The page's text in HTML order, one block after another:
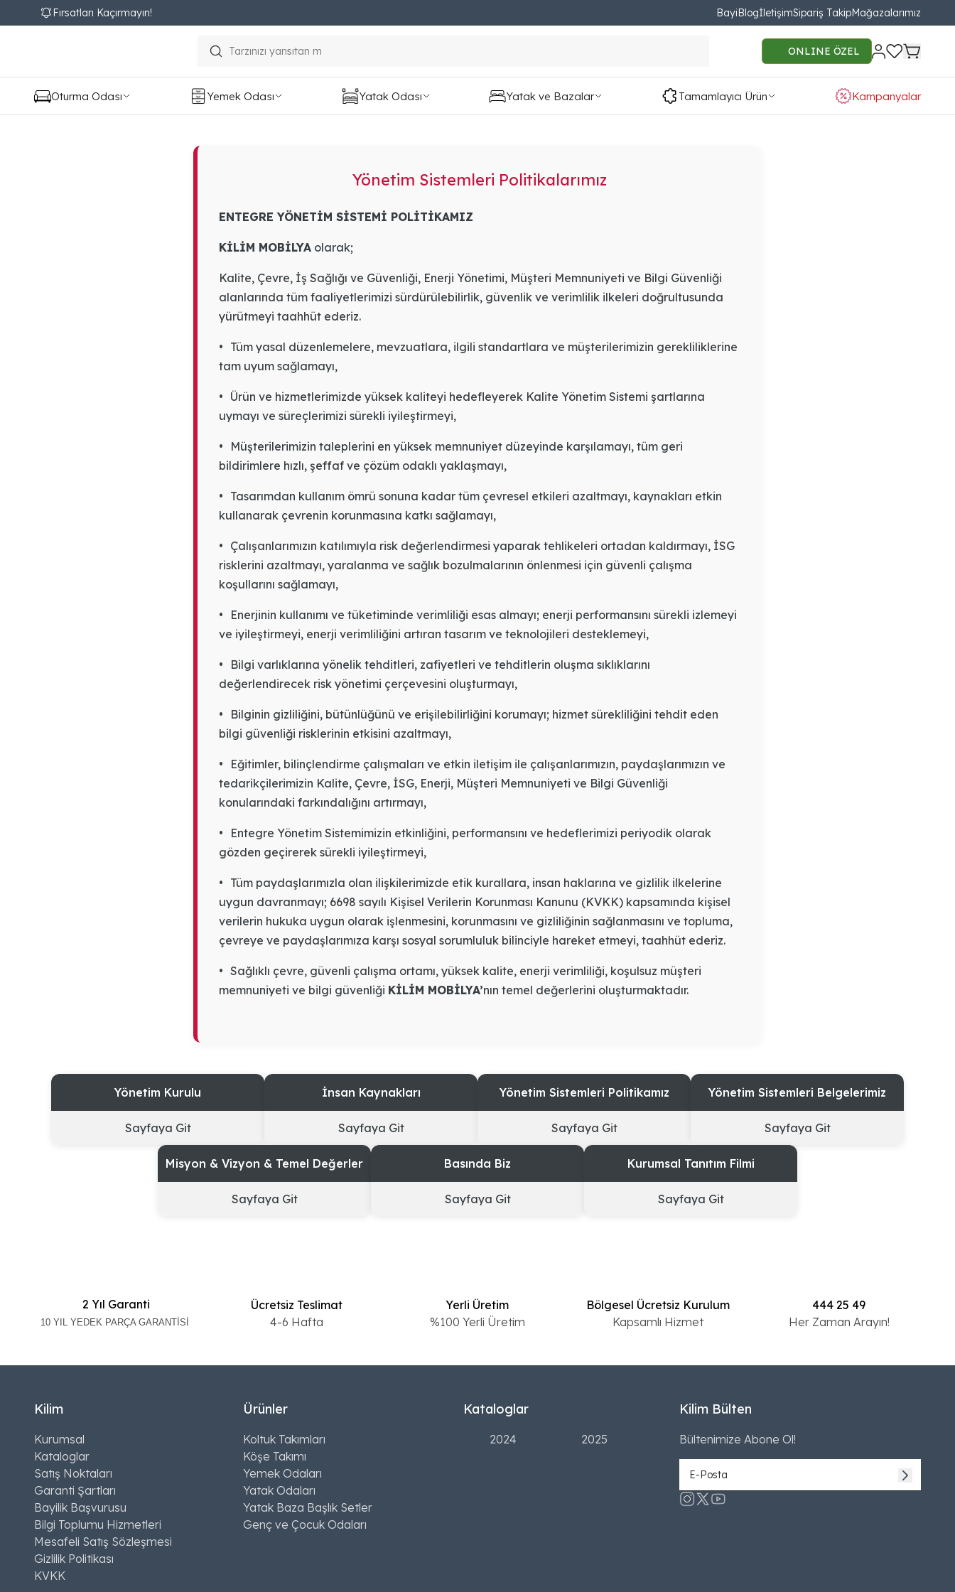
Fırsatları Kaçırmayın! BayiBlogİletişimSipariş TakipMağazalarımız
ONLINE ÖZEL
Oturma Odası Yemek Odası Yatak Odası Yatak ve Bazalar Tamamlayıcı Ürün Kampanyalar
Yönetim Sistemleri Politikalarımız
ENTEGRE YÖNETİM SİSTEMİ POLİTİKAMIZ
KİLİM MOBİLYA olarak;
Kalite, Çevre, İş Sağlığı ve Güvenliği, Enerji Yönetimi, Müşteri Memnuniyeti ve Bilgi Güvenliği
alanlarında tüm faaliyetlerimizi sürdürülebilirlik, güvenlik ve verimlilik ilkeleri doğrultusunda
yürütmeyi taahhüt ederiz.
• Tüm yasal düzenlemelere, mevzuatlara, ilgili standartlara ve müşterilerimizin gerekliliklerine
tam uyum sağlamayı,
• Ürün ve hizmetlerimizde yüksek kaliteyi hedefleyerek Kalite Yönetim Sistemi şartlarına
uymayı ve süreçlerimizi sürekli iyileştirmeyi,
•
Müşterilerimizin taleplerini en yüksek memnuniyet düzeyinde karşılamayı, tüm geri
bildirimlere hızlı, şeffaf ve çözüm odaklı yaklaşmayı,
• Tasarımdan kullanım ömrü sonuna kadar tüm çevresel etkileri azaltmayı, kaynakları etkin
kullanarak çevrenin korunmasına katkı sağlamayı,
• Çalışanlarımızın katılımıyla risk değerlendirmesi yaparak tehlikeleri ortadan kaldırmayı, İSG
risklerini azaltmayı, yaralanma ve sağlık bozulmalarının önlenmesi için güvenli çalışma
koşullarını sağlamayı,
•
Enerjinin kullanımı ve tüketiminde verimliliği esas almayı; enerji performansını sürekli izlemeyi
ve iyileştirmeyi, enerji verimliliğini artıran tasarım ve teknolojileri desteklemeyi,
•
Bilgi varlıklarına yönelik tehditleri, zafiyetleri ve tehditlerin oluşma sıklıklarını
değerlendirecek risk yönetimi çerçevesini oluşturmayı,
•
Bilginin gizliliğini, bütünlüğünü ve erişilebilirliğini korumayı; hizmet sürekliliğini tehdit eden
bilgi güvenliği risklerinin etkisini azaltmayı,
•
Eğitimler, bilinçlendirme çalışmaları ve etkin iletişim ile çalışanlarımızın, paydaşlarımızın ve
tedarikçilerimizin Kalite, Çevre, İSG, Enerji, Müşteri Memnuniyeti ve Bilgi Güvenliği
konularındaki farkındalığını artırmayı,
•
Entegre Yönetim Sistemimizin etkinliğini, performansını ve hedeflerimizi periyodik olarak
gözden geçirerek sürekli iyileştirmeyi,
• Tüm paydaşlarımızla olan ilişkilerimizde etik kurallara, insan haklarına ve gizlilik ilkelerine
uygun davranmayı; 6698 sayılı Kişisel Verilerin Korunması Kanunu (KVKK) kapsamında kişisel
verilerin hukuka uygun olarak işlenmesini, korunmasını ve gizliliğinin sağlanmasını ve topluma,
çevreye ve paydaşlarımıza karşı sosyal sorumluluk bilinciyle hareket etmeyi, taahhüt ederiz.
• Sağlıklı çevre, güvenli çalışma ortamı, yüksek kalite, enerji verimliliği, koşulsuz müşteri
memnuniyeti ve bilgi güvenliği KİLİM MOBİLYA’nın temel değerlerini oluşturmaktadır.
Yönetim Kurulu
Sayfaya Git
İnsan Kaynakları
Sayfaya Git
Yönetim Sistemleri Politikamız
Sayfaya Git
Yönetim Sistemleri Belgelerimiz
Sayfaya Git
Misyon & Vizyon & Temel Değerler
Sayfaya Git
Basında Biz
Sayfaya Git
Kurumsal Tanıtım Filmi
Sayfaya Git
2 Yıl Garanti
10 YIL YEDEK PARÇA GARANTİSİ
Ücretsiz Teslimat
4-6 Hafta
Yerli Üretim
%100 Yerli Üretim
Bölgesel Ücretsiz Kurulum
Kapsamlı Hizmet
444 25 49
Her Zaman Arayın!
Kilim
Kurumsal
Kataloglar
Satış Noktaları
Garanti Şartları
Bayilik Başvurusu
Bilgi Toplumu Hizmetleri
Mesafeli Satış Sözleşmesi
Gizlilik Politikası
KVKK
Ürünler
Koltuk Takımları
Köşe Takımı
Yemek Odaları
Yatak Odaları
Yatak Baza Başlık Setler
Genç ve Çocuk Odaları
Kataloglar
2024 2025
Kilim Bülten
Bültenimize Abone Ol!